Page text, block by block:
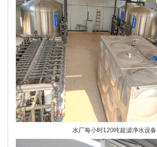
水厂每小时120吨超滤净水设备